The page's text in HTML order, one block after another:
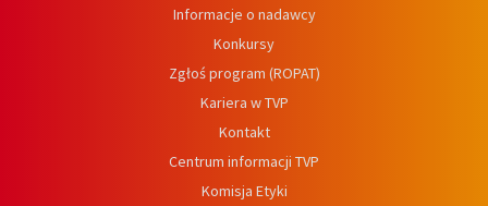
Informacje o nadawcy
Konkursy
Zgłoś program (ROPAT)
Kariera w TVP
Kontakt
Centrum informacji TVP
Komisja Etyki